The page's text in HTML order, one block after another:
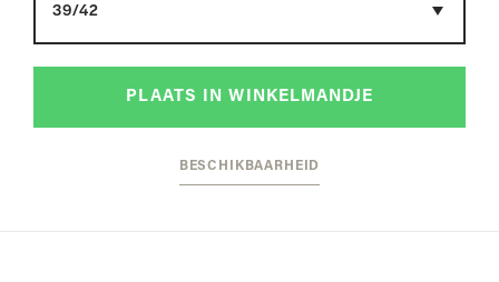
PLAATS IN WINKELMANDJE
BESCHIKBAARHEID